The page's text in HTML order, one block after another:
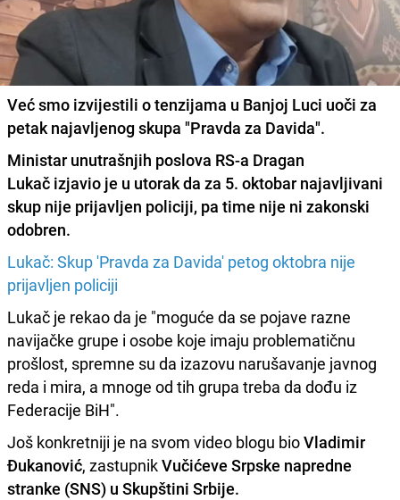
Već smo izvijestili o tenzijama u Banjoj Luci uoči za
petak najavljenog skupa "Pravda za Davida".
Ministar unutrašnjih poslova RS-a Dragan
Lukač izjavio je u utorak da za 5. oktobar najavljivani
skup nije prijavljen policiji, pa time nije ni zakonski
odobren.
Lukač: Skup 'Pravda za Davida' petog oktobra nije
prijavljen policiji
Lukač je rekao da je "moguće da se pojave razne
navijačke grupe i osobe koje imaju problematičnu
prošlost, spremne su da izazovu narušavanje javnog
reda i mira, a mnoge od tih grupa treba da dođu iz
Federacije BiH".
Još konkretniji je na svom video blogu bioVladimir
Đukanović, zastupnikVučićeve Srpske napredne
stranke (SNS) u Skupštini Srbije.